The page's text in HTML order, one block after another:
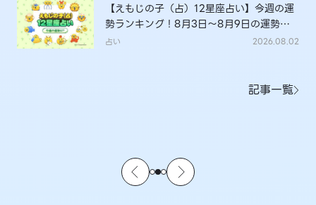
【えもじの子（占）12星座占い】今週の運
勢ランキング！8月3日～8月9日の運勢
は？
占い 2026.08.02
記事一覧